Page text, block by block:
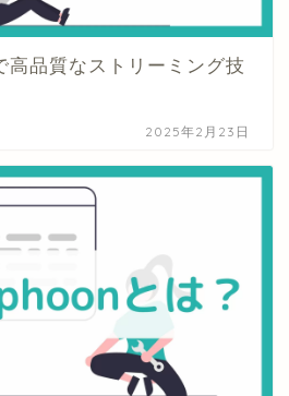
高品質なストリーミング技
2025年2月23日